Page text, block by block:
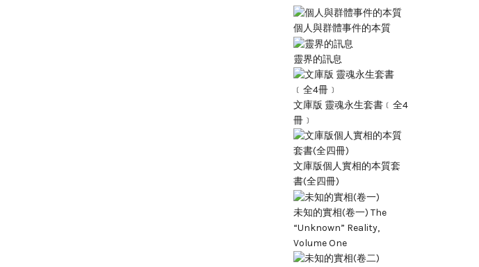
個人與群體事件的本質
靈界的訊息
文庫版 靈魂永生套書﹝全4
冊﹞
文庫版個人實相的本質套
書(全四冊)
未知的實相(卷一) The
“Unknown” Reality,
Volume One